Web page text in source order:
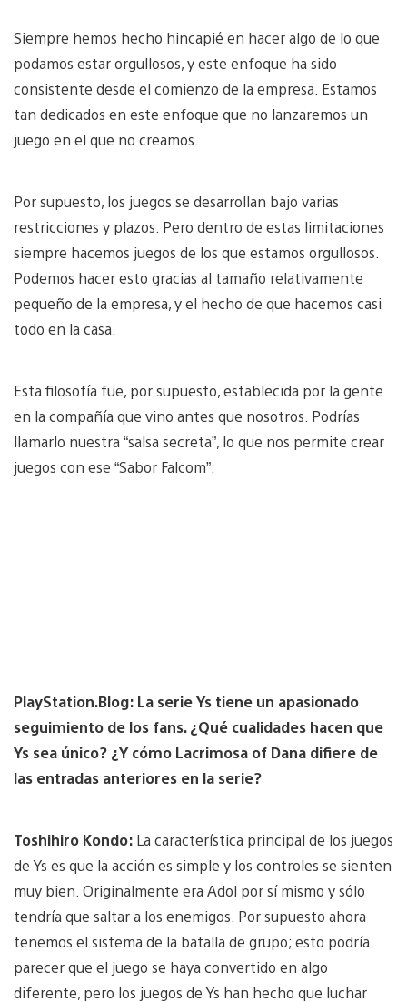
Siempre hemos hecho hincapié en hacer algo de lo que
podamos estar orgullosos, y este enfoque ha sido
consistente desde el comienzo de la empresa. Estamos
tan dedicados en este enfoque que no lanzaremos un
juego en el que no creamos.
Por supuesto, los juegos se desarrollan bajo varias
restricciones y plazos. Pero dentro de estas limitaciones
siempre hacemos juegos de los que estamos orgullosos.
Podemos hacer esto gracias al tamaño relativamente
pequeño de la empresa, y el hecho de que hacemos casi
todo en la casa.
Esta filosofía fue, por supuesto, establecida por la gente
en la compañía que vino antes que nosotros. Podrías
llamarlo nuestra “salsa secreta”, lo que nos permite crear
juegos con ese “Sabor Falcom”.
PlayStation.Blog: La serie Ys tiene un apasionado
seguimiento de los fans. ¿Qué cualidades hacen que
Ys sea único? ¿Y cómo Lacrimosa of Dana difiere de
las entradas anteriores en la serie?
Toshihiro Kondo: La característica principal de los juegos
de Ys ​​es que la acción es simple y los controles se sienten
muy bien. Originalmente era Adol por sí mismo y sólo
tendría que saltar a los enemigos. Por supuesto ahora
tenemos el sistema de la batalla de grupo; esto podría
parecer que el juego se haya convertido en algo
diferente, pero los juegos de Ys ​​han hecho que luchar